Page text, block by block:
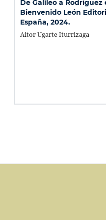
De Galileo a
Bienvenido León
España, 2024.
Aitor Ugarte Iturrizaga